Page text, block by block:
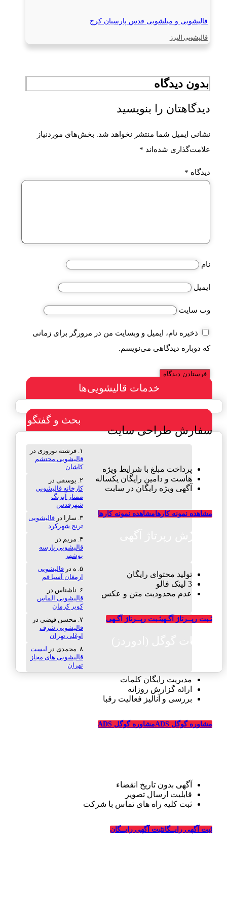
قالیشویی و مبلشویی قدس پارسیان کرج
قالیشویی البرز
بدون دیدگاه
دیدگاهتان را بنویسید
نشانی ایمیل شما منتشر نخواهد شد. بخش‌های موردنیاز
علامت‌گذاری شده‌اند *
دیدگاه *
نام
ایمیل
وب‌ سایت
ذخیره نام، ایمیل و وبسایت من در مرورگر برای زمانی
که دوباره دیدگاهی می‌نویسم.
خدمات قالیشویی‌ها
سفارش طراحی سایت
پرداخت مبلغ با شرایط ویژه
هاست و دامین رایگان یکساله
آگهی ویژه رایگان در سایت
مشاهده نمونه کارهامشاهده نمونه کارها
تولید محتوای رایگان
3 لینک فالو
عدم محدودیت متن و عکس
ثـبت رپــرتاژ آگـهیثـبت رپــرتاژ آگـهی
مدیریت رایگان کلمات
ارائه گزارش روزانه
بررسی و آنالیز فعالیت رقبا
مشاوره گوگل ADS مشاوره گوگل ADS
آگهی بدون تاریخ انقضاء
قابلیت ارسال تصویر
ثبت کلیه راه های تماس با شرکت
ثبت آگهی رایــگانثبت آگهی رایــگان
بحث و گفتگو
فرشته نوروزی در
قالیشویی محتشم
کاشان
یوسفی در
کارخانه قالیشویی
ممتاز آبرنگ
شهرقدس
سارا
در قالیشویی
ترنج شهرکرد
مریم در
قالیشویی پارسه
بوشهر
ه در قالیشویی
ارمغان آسیا قم
ناشناس در
قالیشویی الماس
کویر کرمان
محسن فیضی در
قالیشویی شرف
اوغلی تهران
محمدی در لیست
قالیشویی های مجاز
تهران